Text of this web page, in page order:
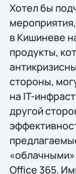
Хотел бы
в Кишиневе
продукты,
стороны,
на IT-
другой
Office 365.